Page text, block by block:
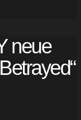
neue